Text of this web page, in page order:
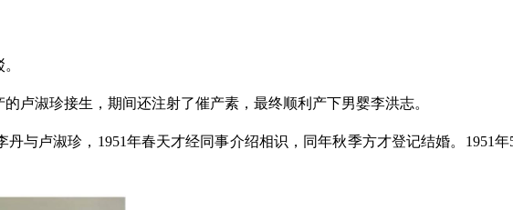
卢淑珍接生，期间还注射了催产素，最终顺利产下男婴李洪志。
与卢淑珍，1951年春天才经同事介绍相识，同年秋季方才登记结婚。1951年